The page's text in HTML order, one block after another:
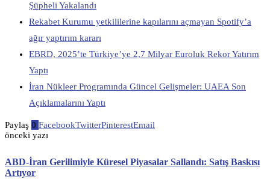
Şüpheli Yakalandı
Rekabet Kurumu yetkililerine kapılarını açmayan Spotify’a
ağır yaptırım kararı
EBRD, 2025’te Türkiye’ye 2,7 Milyar Euroluk Rekor Yatırım
Yaptı
İran Nükleer Programında Güncel Gelişmeler: UAEA Son
Açıklamalarını Yaptı
Paylaş 0 FacebookTwitterPinterestEmail
önceki yazı
ABD-İran Gerilimiyle Küresel Piyasalar Sallandı: Satış Baskısı
Artıyor